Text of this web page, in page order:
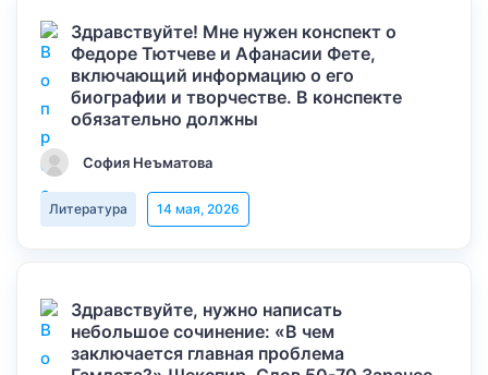
Здравствуйте! Мне нужен конспект о
Федоре Тютчеве и Афанасии Фете,
включающий информацию о его
биографии и творчестве. В конспекте
обязательно должны
София Неъматова
Литература 14 мая, 2026
Здравствуйте, нужно написать
небольшое сочинение: «В чем
заключается главная проблема